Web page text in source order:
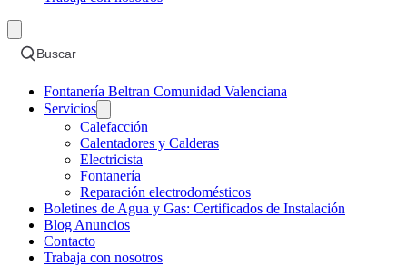
Buscar
Fontanería Beltran Comunidad Valenciana
Servicios
Calefacción
Calentadores y Calderas
Electricista
Fontanería
Reparación electrodomésticos
Boletines de Agua y Gas: Certificados de Instalación
Blog Anuncios
Contacto
Trabaja con nosotros